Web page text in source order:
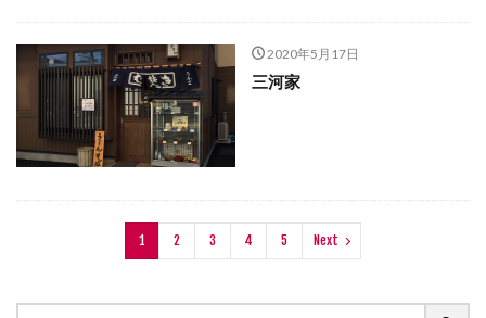
2020年5月17日
三河家
1 2 3 4 5 Next